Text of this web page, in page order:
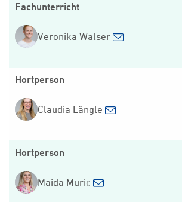
Fachunterricht
Veronika Walser
Hortperson
Claudia Längle
Hortperson
Maida Muric